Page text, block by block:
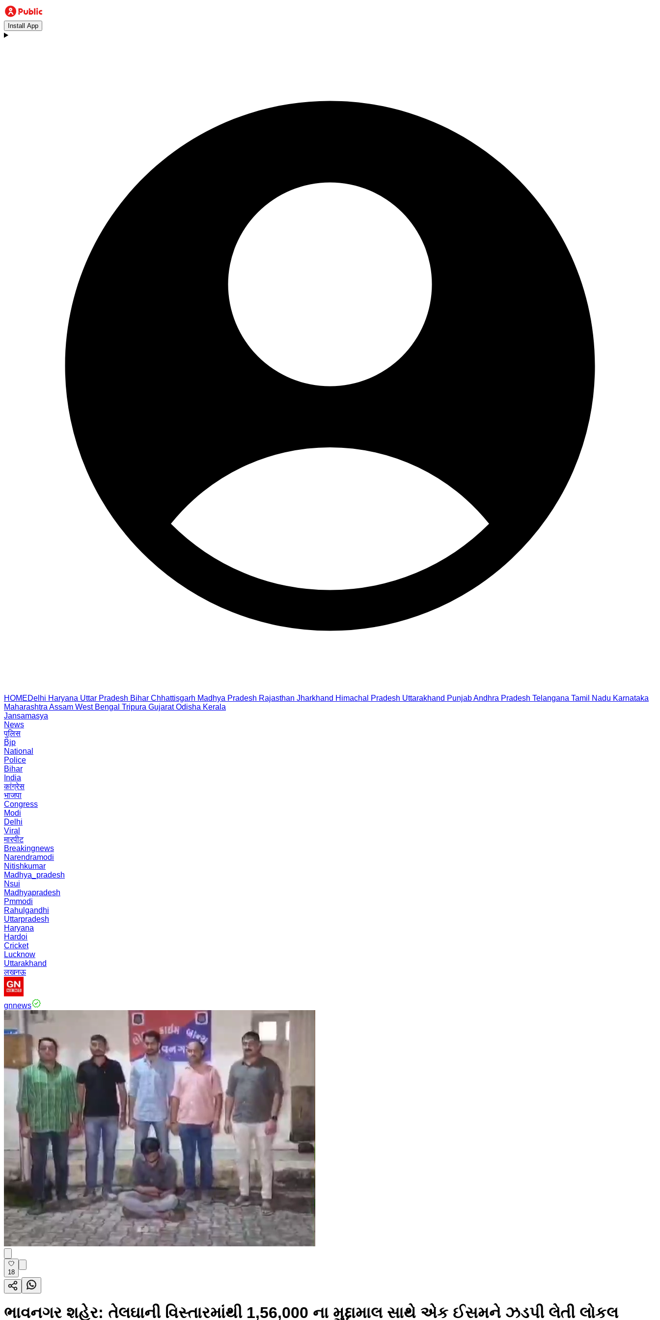
Install App
HOMEDelhi Haryana Uttar Pradesh Bihar Chhattisgarh Madhya Pradesh Rajasthan Jharkhand Himachal Pradesh Uttarakhand PunjabAndhra Pradesh Telangana Tamil Nadu Karnataka
Maharashtra Assam West Bengal Tripura Gujarat Odisha Kerala
Jansamasya
News
पुलिस
Bjp
National
Police
Bihar
India
कांग्रेस
भाजपा
Congress
Modi
Delhi
Viral
मारपीट
Breakingnews
Narendramodi
Nitishkumar
Madhya_pradesh
Nsui
Madhyapradesh
Pmmodi
Rahulgandhi
Uttarpradesh
Haryana
Hardoi
Cricket
Lucknow
Uttarakhand
लखनऊ
gnnews
18
ભાવનગર શહેર: તેલઘાની વિસ્તારમાંથી 1,56,000 ના મુદ્દામાલ સાથે એક ઈસમને ઝડપી લેતી લોકલ